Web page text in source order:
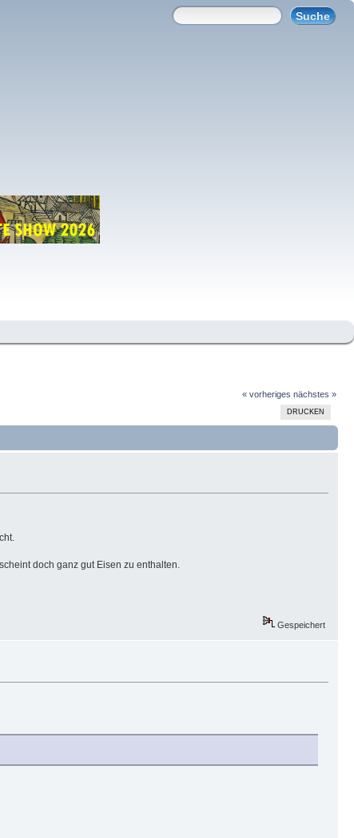
« vorheriges nächstes »
DRUCKEN
doch ganz gut Eisen zu enthalten.
Gespeichert